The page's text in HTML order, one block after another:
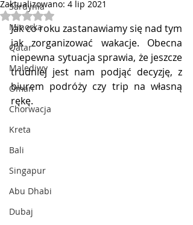
Sardynia
Minorka
Qatar
Malediwy
Oman
Chorwacja
Kreta
Bali
Singapur
Abu Dhabi
Dubaj
Zaktualizowano: 4 lip 2021
Oceniono na NaN z 5 gwiazdek.
Jak co roku zastanawiamy się nad tym
jak zorganizować wakacje. Obecna
niepewna sytuacja sprawia, że jeszcze
trudniej jest nam podjąć decyzję, z
biurem podróży czy trip na własną
rękę.